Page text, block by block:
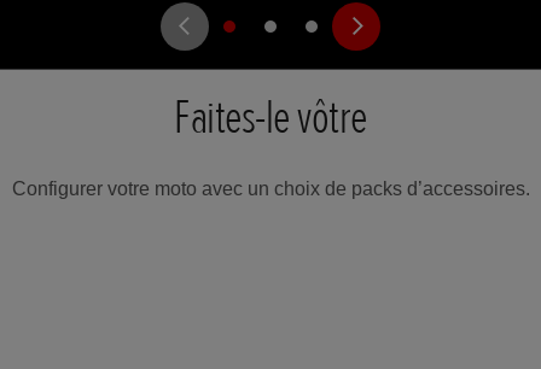
Faites-le vôtre
Configurer votre moto avec un choix de packs d’accessoires.